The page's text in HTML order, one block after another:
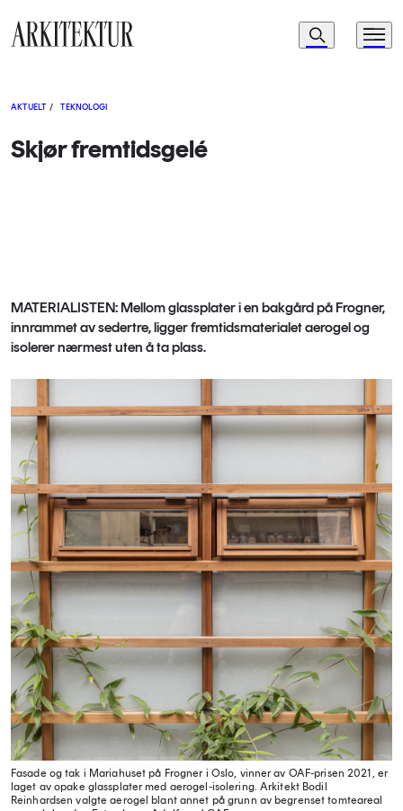
Navigasjon
Søk Meny
AKTUELT / TEKNOLOGI
Skjør fremtidsgelé
MATERIALISTEN: Mellom glassplater i en bakgård på Frogner,
innrammet av sedertre, ligger fremtidsmaterialet aerogel og
isolerer nærmest uten å ta plass.
Fasade og tak i Mariahuset på Frogner i Oslo, vinner av OAF-prisen 2021, er
laget av opake glassplater med aerogel-isolering. Arkitekt Bodil
Reinhardsen valgte aerogel blant annet på grunn av begrenset tomteareal